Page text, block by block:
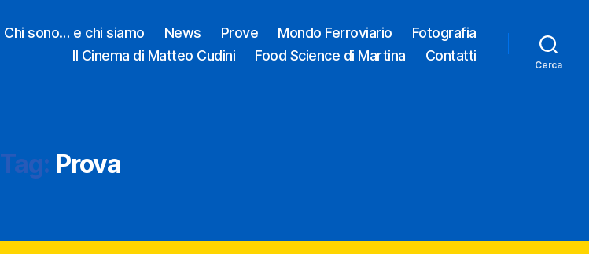
Chi sono… e chi siamo News Prove Mondo Ferroviario
Fotografia
Il Cinema di Matteo Cudini
Food Science di Martina Contatti
Cerca
Tag: Prova